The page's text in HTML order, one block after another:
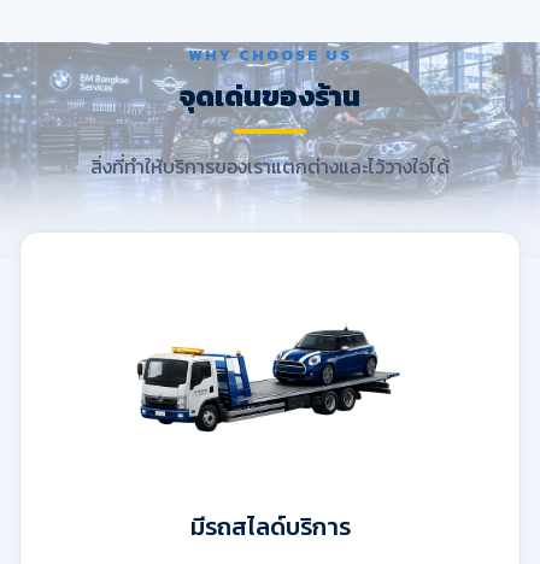
WHY CHOOSE US
จุดเด่นของร้าน
สิ่งที่ทำให้บริการของเราแตกต่างและไว้วางใจได้
มีรถสไลด์บริการ